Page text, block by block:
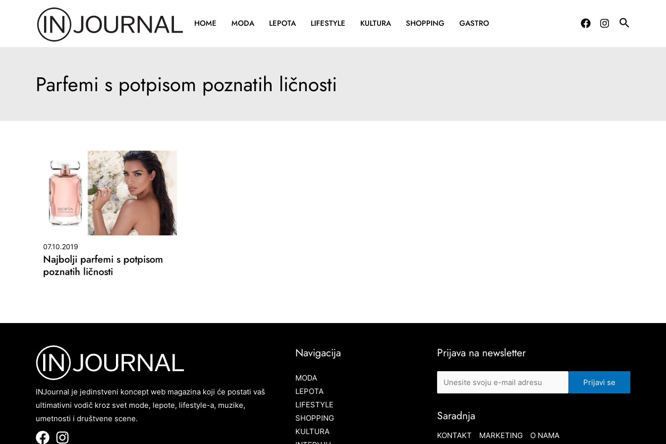
HOME MODA LEPOTA LIFESTYLE KULTURA SHOPPING GASTRO
Parfemi s potpisom poznatih ličnosti
07.10.2019
Najbolji parfemi s potpisom
poznatih ličnosti
INJournal je jedinstveni koncept web magazina koji će postati vaš
ultimativni vodič kroz svet mode, lepote, lifestyle-a, muzike,
umetnosti i društvene scene.
Navigacija
MODA
LEPOTA
LIFESTYLE
SHOPPING
KULTURA
Prijava na newsletter
Saradnja
KONTAKT MARKETING O NAMA